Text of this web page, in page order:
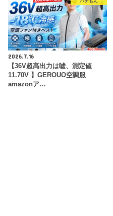
2026.7.16
【36V超高出力は嘘、測定値
11.70V 】GEROUO空調服
amazonア…